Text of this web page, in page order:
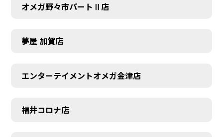
オメガ野々市パートⅡ店
夢屋 加賀店
エンターテイメントオメガ金津店
福井コロナ店